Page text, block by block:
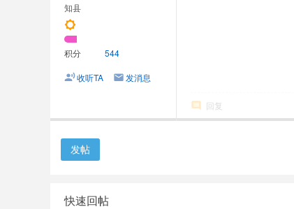
知县
积分 544
收听TA 发消息
回复
发帖
快速回帖